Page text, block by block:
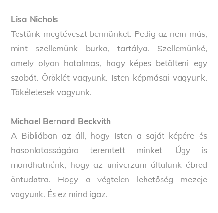
Lisa Nichols
Testünk megtéveszt bennünket. Pedig az nem más,
mint szellemünk burka, tartálya. Szellemünké,
amely olyan hatalmas, hogy képes betölteni egy
szobát. Öröklét vagyunk. Isten képmásai vagyunk.
Tökéletesek vagyunk.
Michael Bernard Beckvith
A Bibliában az áll, hogy Isten a saját képére és
hasonlatosságára teremtett minket. Úgy is
mondhatnánk, hogy az univerzum általunk ébred
öntudatra. Hogy a végtelen lehetőség mezeje
vagyunk. És ez mind igaz.